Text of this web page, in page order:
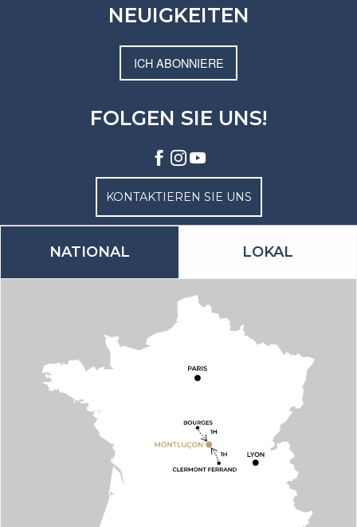
NEUIGKEITEN
ICH ABONNIERE
FOLGEN SIE UNS!
KONTAKTIEREN SIE UNS
NATIONAL LOKAL